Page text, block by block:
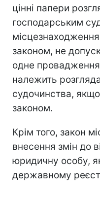
цінні папери
господарським
законом, не
одне провадження
належить
судочинства,
законом.
Крім того, закон
внесення змін до
юридичну особу,
державному